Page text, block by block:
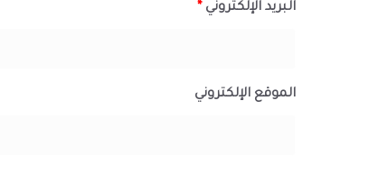
البريد الإلكتروني *
الموقع الإلكتروني